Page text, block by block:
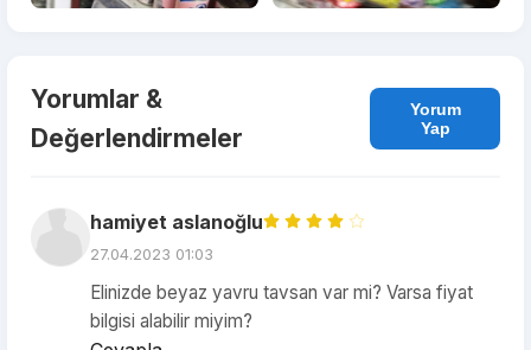
Yorumlar &
Değerlendirmeler
Yorum
Yap
hamiyet aslanoğlu
27.04.2023 01:03
Elinizde beyaz yavru tavsan var mi? Varsa fiyat
bilgisi alabilir miyim?